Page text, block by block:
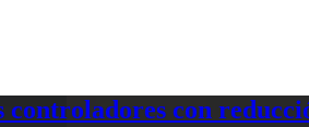
con